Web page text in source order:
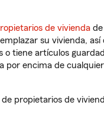
de vivienda
su vivienda, así
o tiene artículos
por encima de
propietarios de